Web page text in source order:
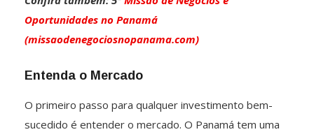
Oportunidades no Panamá
(missaodenegociosnopanama.com)
Entenda o Mercado
O primeiro passo para qualquer investimento bem-
sucedido é entender o mercado. O Panamá tem uma